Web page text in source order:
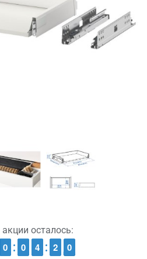
осталось:
9
9
0
0 9
9
0
0 3
3
4
4 2
1
1 9
9
8